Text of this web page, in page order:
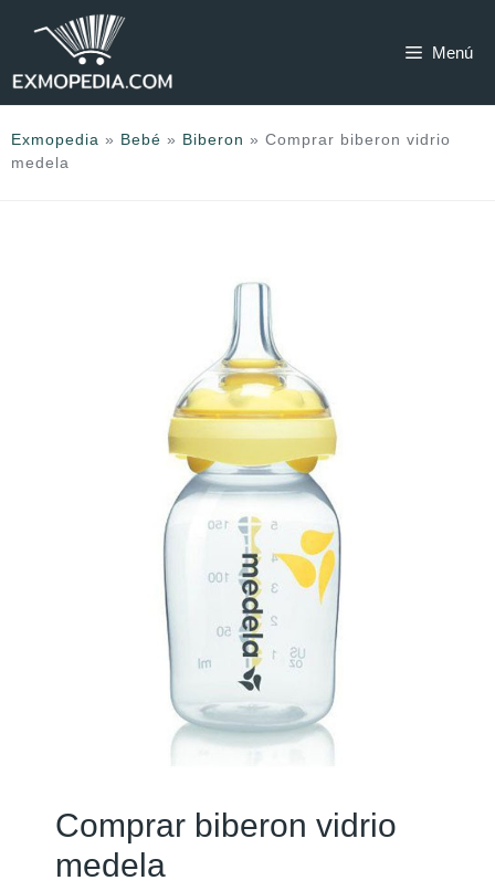
Menú
Exmopedia » Bebé » Biberon » Comprar biberon vidrio
medela
Comprar biberon vidrio
medela